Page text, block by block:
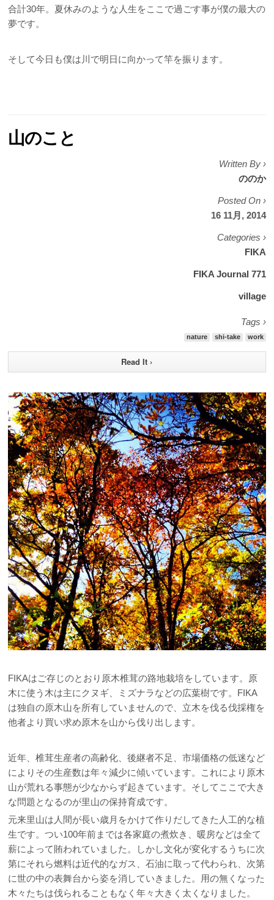
合計30年。夏休みのような人生をここで過ごす事が僕の最大の
夢です。
そして今日も僕は川で明日に向かって竿を振ります。
山のこと
Written By ›
ののか
Posted On ›
16 11月, 2014
Categories ›
FIKA
FIKA Journal 771
village
Tags ›
nature shi-take work
Read It ›
FIKAはご存じのとおり原木椎茸の路地栽培をしています。原
木に使う木は主にクヌギ、ミズナラなどの広葉樹です。FIKA
は独自の原木山を所有していませんので、立木を伐る伐採権を
他者より買い求め原木を山から伐り出します。
近年、椎茸生産者の高齢化、後継者不足、市場価格の低迷など
によりその生産数は年々減少に傾いています。これにより原木
山が荒れる事態が少なからず起きています。そしてここで大き
な問題となるのが里山の保持育成です。
元来里山は人間が長い歳月をかけて作りだしてきた人工的な植
生です。つい100年前までは各家庭の煮炊き、暖房などは全て
薪によって賄われていました。しかし文化が変化するうちに次
第にそれら燃料は近代的なガス、石油に取って代わられ、次第
に世の中の表舞台から姿を消していきました。用の無くなった
木々たちは伐られることもなく年々大きく太くなりました。